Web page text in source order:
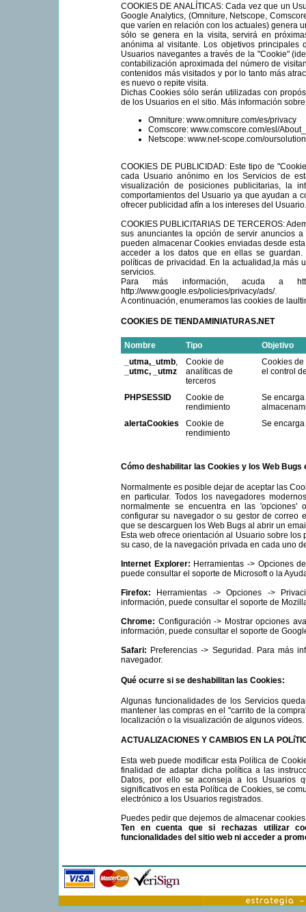
COOKIES DE ANALÍTICAS: Cada vez que un
Google Analytics, (Omniture, Netscope,
que varíen en relación con los actuales) genera
sólo se genera en la visita, servirá en
anónima al visitante. Los objetivos
Usuarios navegantes a través de la "Cookie"
contabilización aproximada del número de
contenidos más visitados y por lo tanto más
es nuevo o repite visita.
Dichas Cookies sólo serán utilizadas con
de los Usuarios en el sitio. Más información
Omniture: www.omniture.com/es/privacy
Comscore: www.comscore.com/esl/
Netscope: www.net-scope.com/
COOKIES DE PUBLICIDAD: Este tipo de
cada Usuario anónimo en los Servicios de
visualización de posiciones publicitarias, la
comportamientos del Usuario ya que ayudan a
ofrecer publicidad afín a los intereses del Usuario.
COOKIES PUBLICITARIAS DE TERCEROS:
sus anunciantes la opción de servir anuncios
pueden almacenar Cookies enviadas desde
acceder a los datos que en ellas se
políticas de privacidad. En la actualidad,la más
servicios.
Para más información, acuda a http://
http://www.google.es/policies/privacy/ads/.
A continuación, enumeramos las cookies de
COOKIES DE TIENDAMINIATURAS.NET
Nombre Tipo
Objetivo
_utma, _utmb
_utmc,
_utmz
Cookie de
analíticas de
terceros
Cookies de
el control
PHPSESSID
Cookie de
rendimiento
Se
alertaCookies
Cookie de
rendimiento
Se
Cómo deshabilitar las Cookies y los Web
Normalmente es posible dejar de aceptar las
en particular. Todos los navegadores
normalmente se encuentra en las 'opciones'
configurar su navegador o su gestor de correo
que se descarguen los Web Bugs al abrir un
Esta web ofrece orientación al Usuario sobre
su caso, de la navegación privada en cada uno
Internet Explorer: Herramientas -> Opciones
puede consultar el soporte de Microsoft o la
Firefox: Herramientas -> Opciones ->
información, puede consultar el soporte de
Chrome: Configuración -> Mostrar opciones
información, puede consultar el soporte de
Safari: Preferencias -> Seguridad. Para más
navegador.
Qué ocurre si se deshabilitan las Cookies:
Algunas funcionalidades de los Servicios
mantener las compras en el "carrito de la
localización o la visualización de algunos vídeos.
ACTUALIZACIONES Y CAMBIOS EN LA
Esta web puede modificar esta Política de
finalidad de adaptar dicha política a las
Datos, por ello se aconseja a los Usuarios
significativos en esta Política de Cookies, se
electrónico a los Usuarios registrados.
Puedes pedir que dejemos de almacenar
Ten en cuenta que si rechazas utilizar
funcionalidades del sitio web ni acceder a